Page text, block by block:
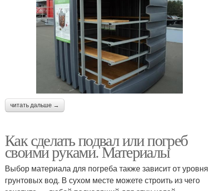
читать дальше →
Как сделать подвал или погреб
своими руками. Материалы
Выбор материала для погреба также зависит от уровня
грунтовых вод. В сухом месте можете строить из чего